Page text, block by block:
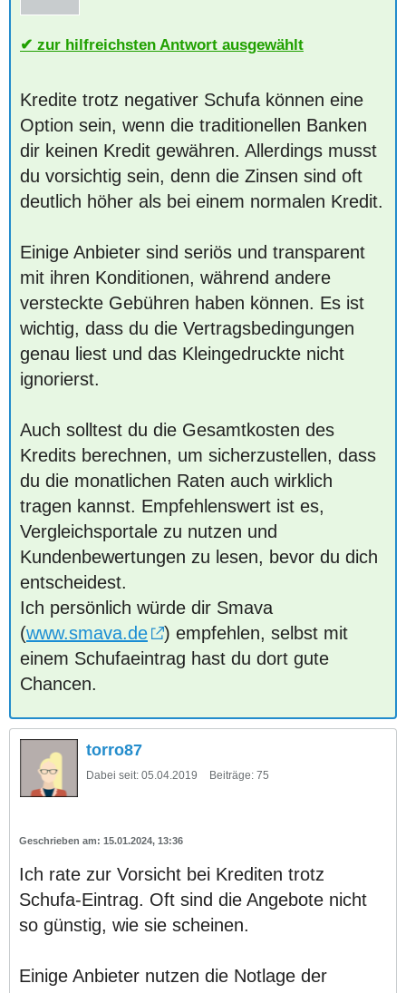
zur hilfreichsten Antwort ausgewählt
Kredite trotz negativer Schufa können eine
Option sein, wenn die traditionellen Banken
dir keinen Kredit gewähren. Allerdings musst
du vorsichtig sein, denn die Zinsen sind oft
deutlich höher als bei einem normalen Kredit.
Einige Anbieter sind seriös und transparent
mit ihren Konditionen, während andere
versteckte Gebühren haben können. Es ist
wichtig, dass du die Vertragsbedingungen
genau liest und das Kleingedruckte nicht
ignorierst.
Auch solltest du die Gesamtkosten des
Kredits berechnen, um sicherzustellen, dass
du die monatlichen Raten auch wirklich
tragen kannst. Empfehlenswert ist es,
Vergleichsportale zu nutzen und
Kundenbewertungen zu lesen, bevor du dich
entscheidest.
Ich persönlich würde dir Smava
(www.smava.de
) empfehlen, selbst mit
einem Schufaeintrag hast du dort gute
Chancen.
torro87
Dabei seit: 05.04.2019 Beiträge: 75
15.01.2024, 13:36
Ich rate zur Vorsicht bei Krediten trotz
Schufa-Eintrag. Oft sind die Angebote nicht
so günstig, wie sie scheinen.
Einige Anbieter nutzen die Notlage der